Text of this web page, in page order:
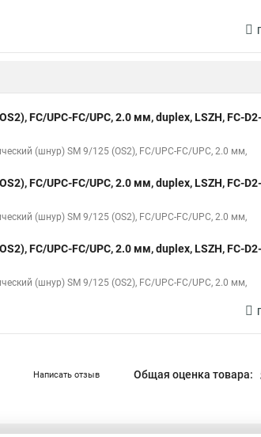
FC/UPC-FC/UPC, 2.0 мм, duplex, LSZH, FC-D2-
(шнур) SM 9/125 (OS2), FC/UPC-FC/UPC, 2.0 мм,
FC/UPC-FC/UPC, 2.0 мм, duplex, LSZH, FC-D2-
(шнур) SM 9/125 (OS2), FC/UPC-FC/UPC, 2.0 мм,
FC/UPC-FC/UPC, 2.0 мм, duplex, LSZH, FC-D2-
(шнур) SM 9/125 (OS2), FC/UPC-FC/UPC, 2.0 мм,
Написать отзыв Общая оценка товара: